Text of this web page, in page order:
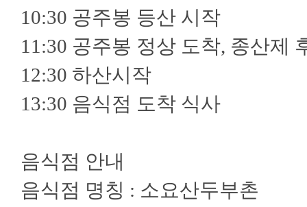
10:30 공주봉 등산 시작
11:30 공주봉 정상 도착, 종산제
12:30 하산시작
13:30 음식점 도착 식사
음식점 안내
음식점 명칭 : 소요산두부촌